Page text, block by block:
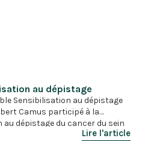
au dépistage
Sensibilisation au dépistage
Camus participé à la
dépistage du cancer du sein
planétaire. Au travers le projet
Lire l'article